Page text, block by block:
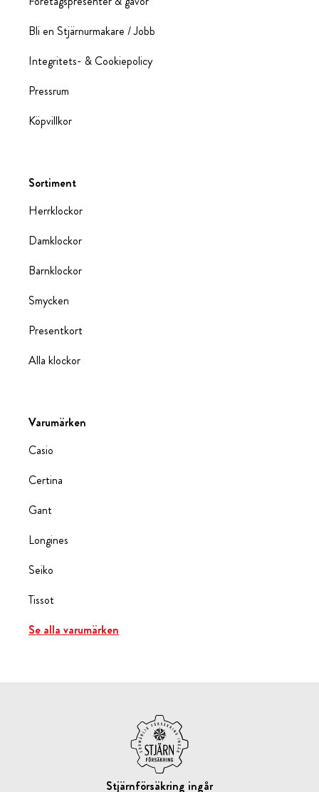
Bli en Stjärnurmakare / Jobb
Integritets- & Cookiepolicy
Pressrum
Köpvillkor
Sortiment
Herrklockor
Damklockor
Barnklockor
Smycken
Presentkort
Alla klockor
Varumärken
Casio
Certina
Gant
Longines
Seiko
Tissot
Se alla varumärken
Stjärnförsäkring ingår